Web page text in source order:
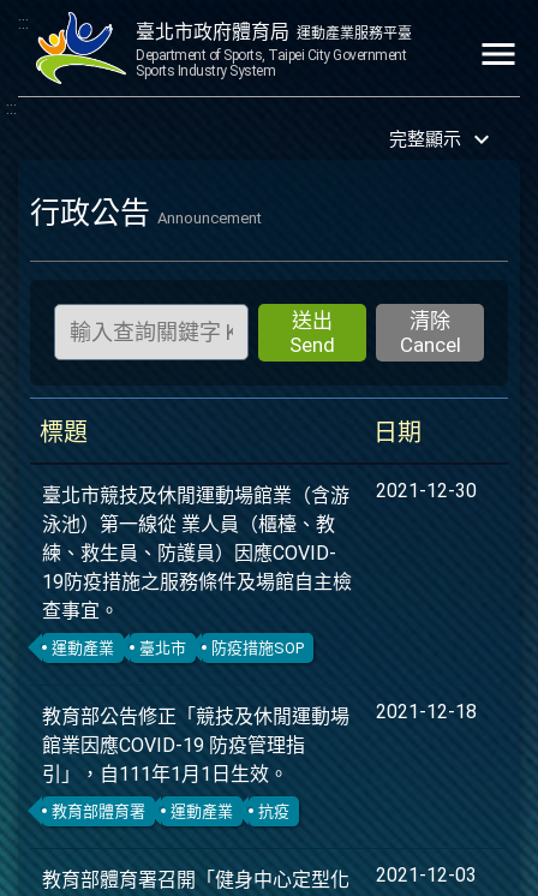
::: 臺北市政府體育局 運動產業服務平臺
Department of Sports, Taipei City Government
Sports Industry System
menu
:::
完整顯示
keyboard_arrow_down
行政公告 Announcement
送出
Send
清除
Cancel
標題 日期
臺北市競技及休閒運動場館業（含游
泳池）第一線從 業人員（櫃檯、教
練、救生員、防護員）因應COVID-
19防疫措施之服務條件及場館自主檢
查事宜。
運動產業 臺北市 防疫措施SOP
2021-12-30
教育部公告修正「競技及休閒運動場
館業因應COVID-19 防疫管理指
引」，自111年1月1日生效。
教育部體育署 運動產業 抗疫
2021-12-18
教育部體育署召開「健身中心定型化
2021-12-03